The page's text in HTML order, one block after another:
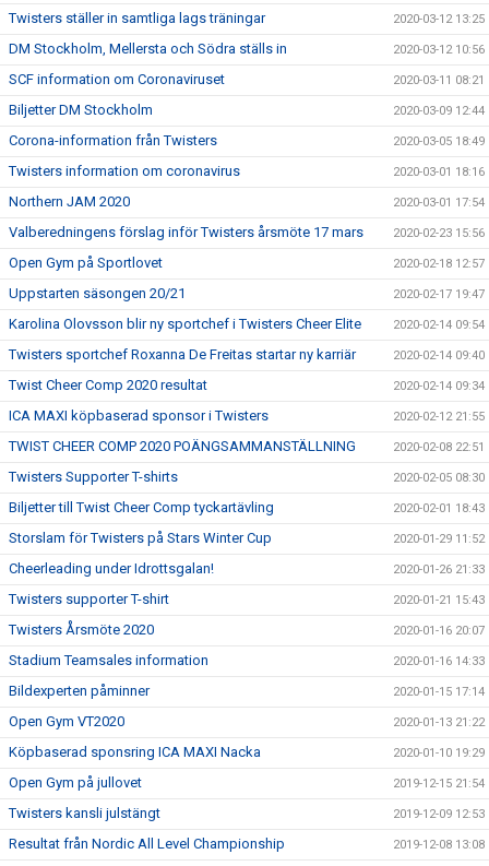
Twisters ställer in samtliga lags träningar 2020-03-12 13:25
DM Stockholm, Mellersta och Södra ställs in 2020-03-12 10:56
SCF information om Coronaviruset 2020-03-11 08:21
Biljetter DM Stockholm 2020-03-09 12:44
Corona-information från Twisters 2020-03-05 18:49
Twisters information om coronavirus 2020-03-01 18:16
Northern JAM 2020 2020-03-01 17:54
Valberedningens förslag inför Twisters årsmöte 17 mars 2020-02-23 15:56
Open Gym på Sportlovet 2020-02-18 12:57
Uppstarten säsongen 20/21 2020-02-17 19:47
Karolina Olovsson blir ny sportchef i Twisters Cheer Elite 2020-02-14 09:54
Twisters sportchef Roxanna De Freitas startar ny karriär 2020-02-14 09:40
Twist Cheer Comp 2020 resultat 2020-02-14 09:34
ICA MAXI köpbaserad sponsor i Twisters 2020-02-12 21:55
TWIST CHEER COMP 2020 POÄNGSAMMANSTÄLLNING 2020-02-08 22:51
Twisters Supporter T-shirts 2020-02-05 08:30
Biljetter till Twist Cheer Comp tyckartävling 2020-02-01 18:43
Storslam för Twisters på Stars Winter Cup 2020-01-29 11:52
Cheerleading under Idrottsgalan! 2020-01-26 21:33
Twisters supporter T-shirt 2020-01-21 15:43
Twisters Årsmöte 2020 2020-01-16 20:07
Stadium Teamsales information 2020-01-16 14:33
Bildexperten påminner 2020-01-15 17:14
Open Gym VT2020 2020-01-13 21:22
Köpbaserad sponsring ICA MAXI Nacka 2020-01-10 19:29
Open Gym på jullovet 2019-12-15 21:54
Twisters kansli julstängt 2019-12-09 12:53
Resultat från Nordic All Level Championship 2019-12-08 13:08